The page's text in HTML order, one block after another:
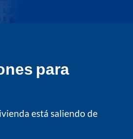
para
está saliendo de